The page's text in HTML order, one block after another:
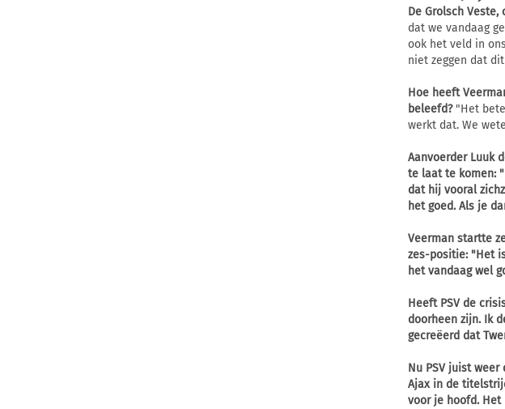
De Grolsch
dat we vandaag
ook het veld in
niet zeggen dat
Hoe heeft
beleefd?"Het
werkt dat. We
Aanvoerder Luuk
te laat te komen:
dat hij vooral
het goed. Als je
Veerman startte
zes-positie:"Het
het vandaag wel
Heeft PSV de
doorheen zijn. Ik
gecreëerd dat
Nu PSV juist
Ajax in de
voor je hoofd. Het